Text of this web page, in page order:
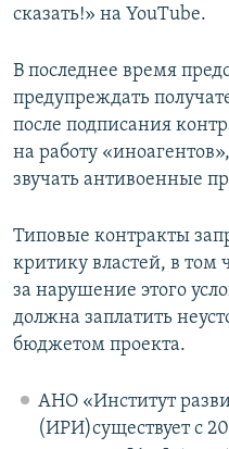
сказать!» на YouTube.
В последнее время
предупреждать
после подписания
на работу
звучать антивоенные
Типовые контракты
критику властей, в том
за нарушение этого
должна заплатить
бюджетом проекта.
АНО «Институт
(ИРИ)существует с